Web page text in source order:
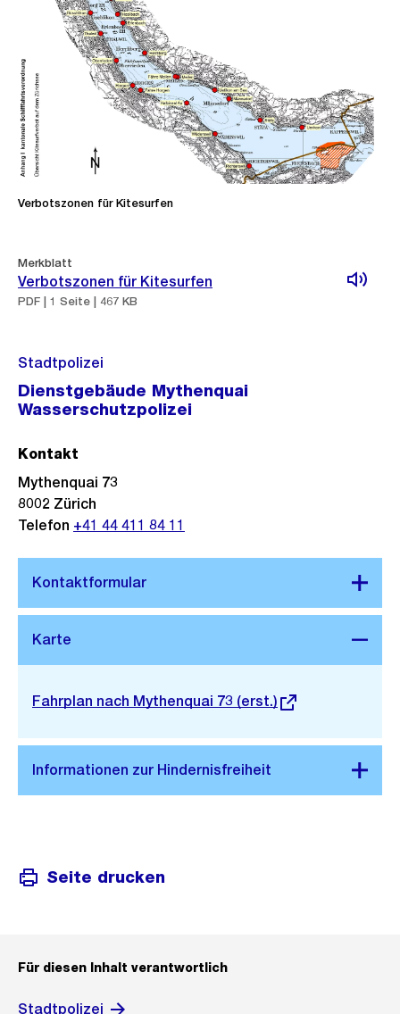
Verbotszonen für Kitesurfen
Merkblatt
Verbotszonen für Kitesurfen
PDF | 1 Seite | 467 KB
Stadtpolizei
Dienstgebäude Mythenquai
Wasserschutzpolizei
Stadtplan 3D
Externer
Fahrplan nach Mythenquai 73 (erst.)
Kontakt
Mythenquai 73
8002 Zürich
Telefon +41 44 411 84 11
Seite drucken
Für diesen Inhalt verantwortlich
Stadtpolizei